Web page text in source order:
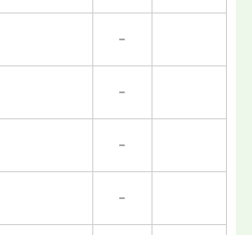
－
－
－
－